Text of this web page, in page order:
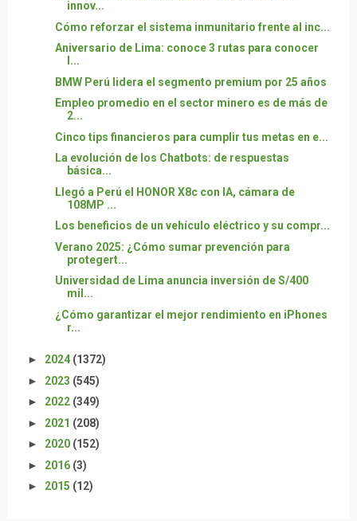
innov...
Cómo reforzar el sistema inmunitario frente al inc...
Aniversario de Lima: conoce 3 rutas para conocer
l...
BMW Perú lidera el segmento premium por 25 años
Empleo promedio en el sector minero es de más de
2...
Cinco tips financieros para cumplir tus metas en e...
La evolución de los Chatbots: de respuestas
básica...
Llegó a Perú el HONOR X8c con IA, cámara de
108MP ...
Los beneficios de un vehículo eléctrico y su compr...
Verano 2025: ¿Cómo sumar prevención para
protegert...
Universidad de Lima anuncia inversión de S/400
mil...
¿Cómo garantizar el mejor rendimiento en iPhones
r...
► 2024 (1372)
► 2023 (545)
► 2022 (349)
► 2021 (208)
► 2020 (152)
► 2016 (3)
► 2015 (12)